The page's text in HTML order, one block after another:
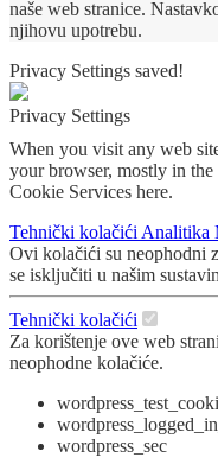
naše web stranice.
njihovu upotrebu.
Privacy Settings saved!
Privacy Settings
When you visit any web
your browser, mostly in
Cookie Services here.
Tehnički kolačići Analitika
Ovi kolačići su neophodni
se isključiti u našim
Tehnički kolačići
Za korištenje ove web
neophodne kolačiće.
wordpress_logged_in_
wordpress_sec